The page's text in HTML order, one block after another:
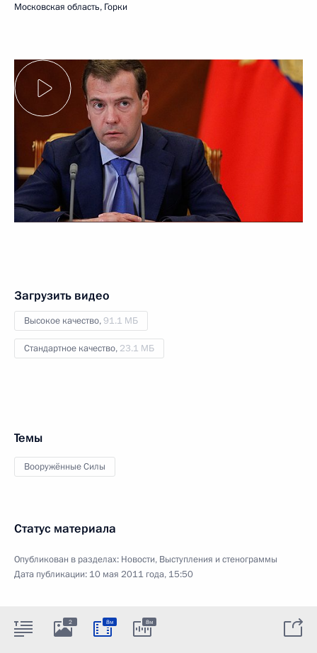
Московская область, Горки
Загрузить видео
Высокое качество,91.1 МБ
Стандартное качество, 23.1 МБ
Темы
Вооружённые Силы
Статус материала
Опубликован в разделах: Новости, Выступления и стенограммы
Дата публикации: 10 мая 2011 года, 15:50
2 8м 8м